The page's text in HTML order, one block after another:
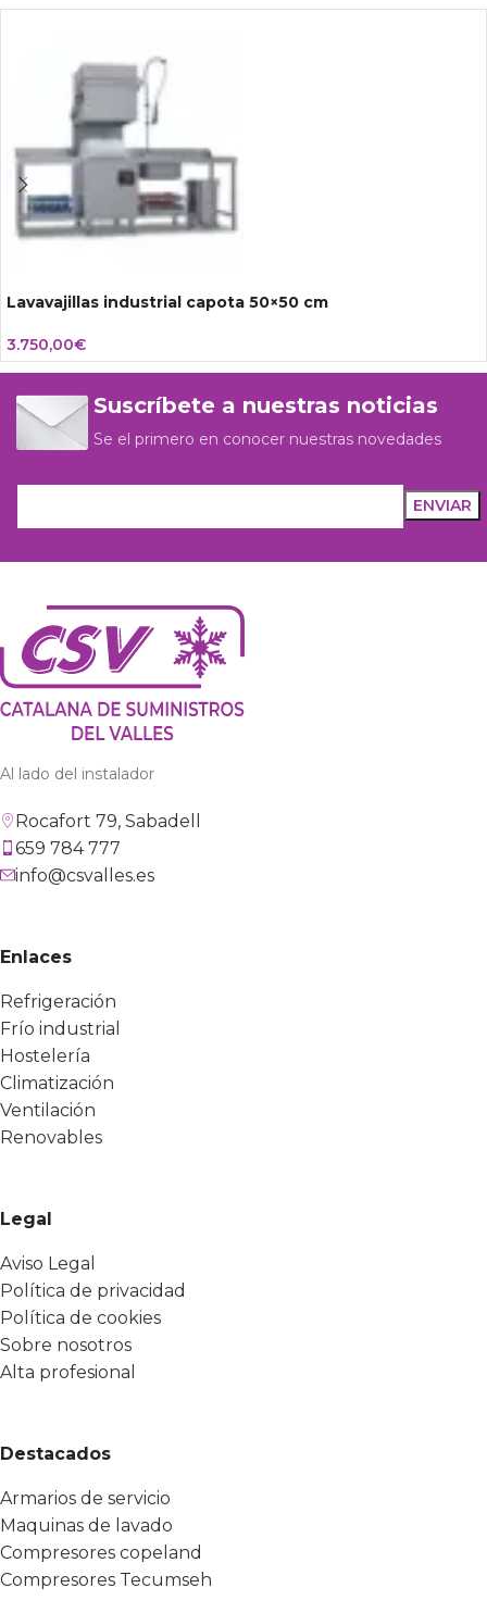
Lavavajillas industrial capota 50×50 cm
3.750,00€
Suscríbete a nuestras noticias
Se el primero en conocer nuestras novedades
Al lado del instalador
Rocafort 79, Sabadell
659 784 777
info@csvalles.es
Enlaces
Refrigeración
Frío industrial
Hostelería
Climatización
Ventilación
Renovables
Legal
Aviso Legal
Política de privacidad
Política de cookies
Sobre nosotros
Alta profesional
Destacados
Armarios de servicio
Maquinas de lavado
Compresores copeland
Compresores Tecumseh